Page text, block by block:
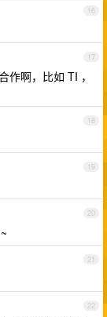
16
17
作啊，比如 TI ，
18
19
20
21
22